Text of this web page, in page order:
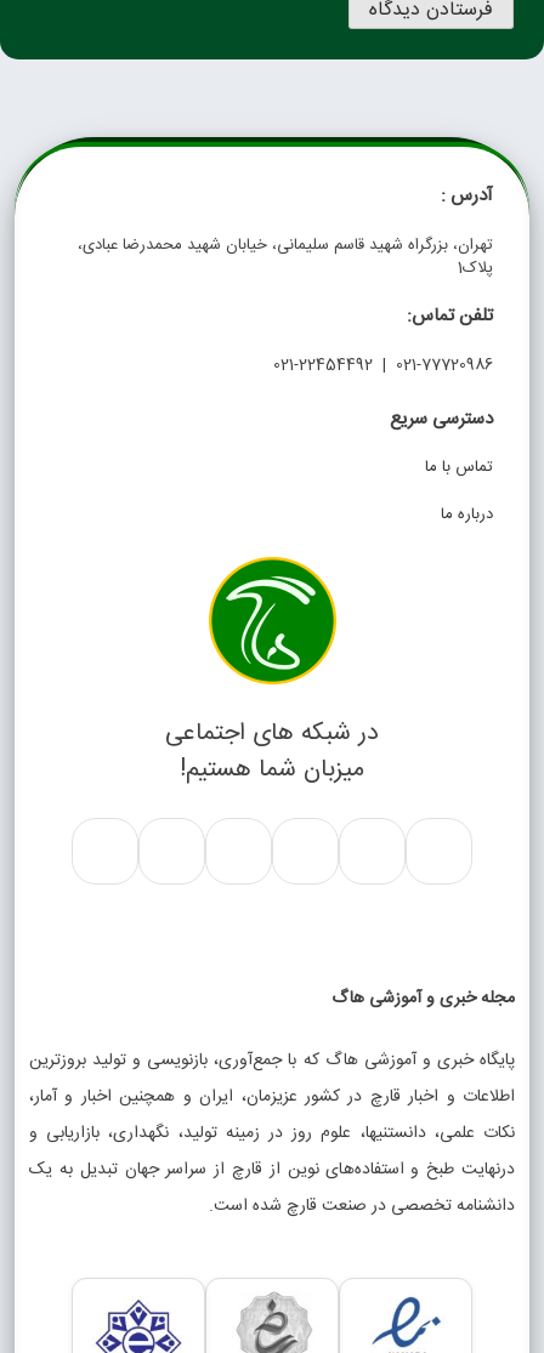
آدرس :
تهران، بزرگراه شهید قاسم سلیمانی، خیابان شهید محمدرضا عبادی،
پلاک1
تلفن تماس:
021-77720986 | 021-22454492
دسترسی سریع
تماس با ما
درباره ما
در شبکه های اجتماعی
میزبان شما هستیم!
مجله خبری و آموزشی هاگ
پایگاه خبری و آموزشی هاگ که با جمع‌آوری، بازنویسی و تولید بروزترین
اطلاعات و اخبار قارچ در کشور عزیزمان، ایران و همچنین اخبار و آمار،
نکات علمی، دانستنیها، علوم روز در زمینه تولید، نگهداری، بازاریابی و
درنهایت طبخ و استفاده‌های نوین از قارچ از سراسر جهان تبدیل به یک
دانشنامه تخصصی در صنعت قارچ شده است.